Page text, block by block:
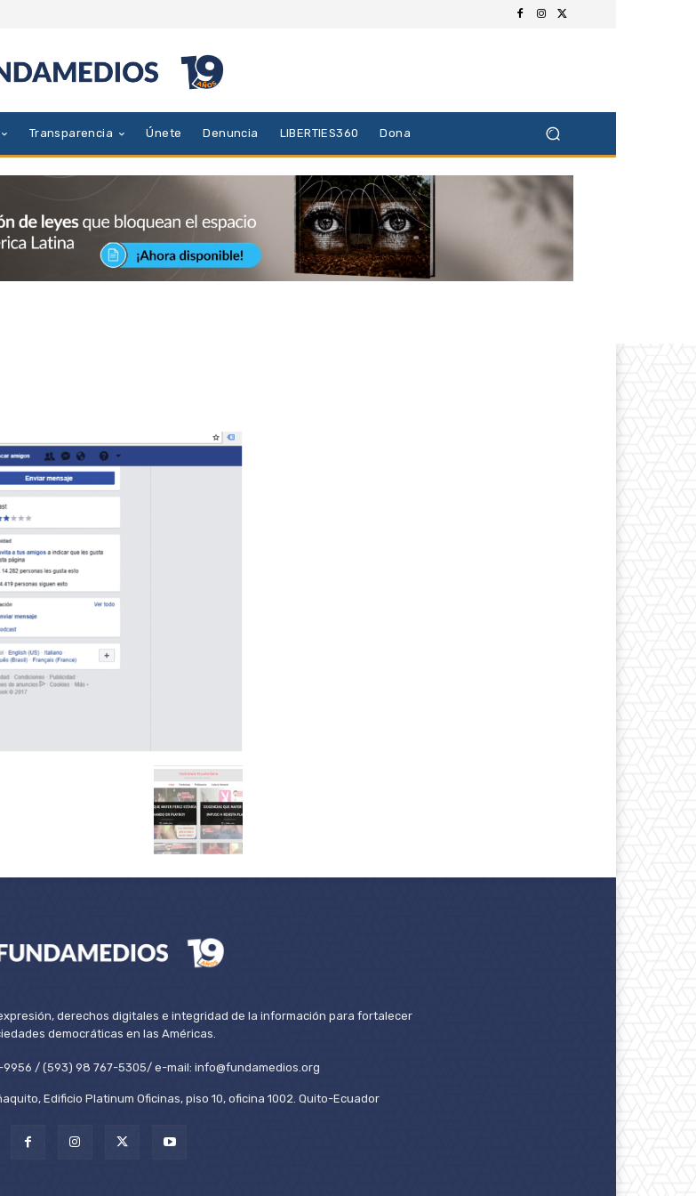
Transparencia Únete Denuncia LIBERTIES360 Dona
derechos digitales e integridad de la información para fortalecer
democráticas en las Américas.
9956 / (593) 98 767-5305/ e-mail: info@fundamedios.org
Edificio Platinum Oficinas, piso 10, oficina 1002. Quito-Ecuador